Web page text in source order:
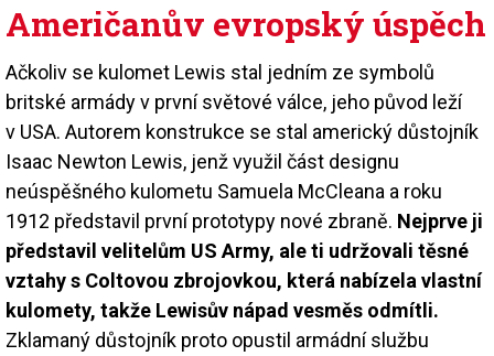
Američanův evropský úspěch
Ačkoliv se kulomet Lewis stal jedním ze symbolů
britské armády v první světové válce, jeho původ leží
v USA. Autorem konstrukce se stal americký důstojník
Isaac Newton Lewis, jenž využil část designu
neúspěšného kulometu Samuela McCleana a roku
1912 představil první prototypy nové zbraně. Nejprve ji
představil velitelům US Army, ale ti udržovali těsné
vztahy s Coltovou zbrojovkou, která nabízela vlastní
kulomety, takže Lewisův nápad vesměs odmítli.
Zklamaný důstojník proto opustil armádní službu